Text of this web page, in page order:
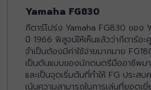
Yamaha FG830
กีตาร์โปร่ง Yamaha FG830 ของ
ปี 1966 พิสูจน์ให้เห็นแล้วว่ากีตาร์อ
จำเป็นต้องมีค่าใช้จ่ายมากมาย
เป็นต้นแบบของนักดนตรีมืออาชีพม
และเป็นจุดเริ่มต้นที่ทำให้ FG ประสบ
เน้นความสามารถในการเล่นที่ยอดเ